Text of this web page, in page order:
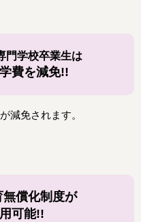
門学校卒業生は
費を減免!!
減免されます。
無償化制度が
可能!!